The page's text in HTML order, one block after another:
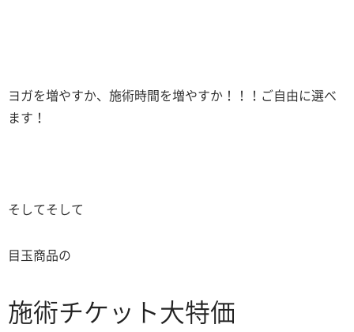
ヨガを増やすか、施術時間を増やすか！！！ご自由に選べ
ます！
そしてそして
目玉商品の
施術チケット大特価